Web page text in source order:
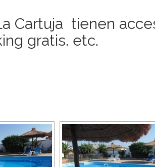
Cartuja tienen
gratis. etc.